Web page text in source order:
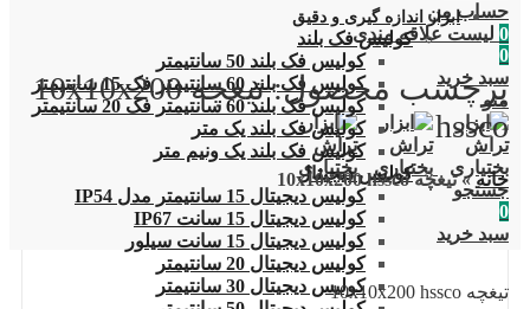
حساب من
0 لیست علاقه مندی
0
سبد خرید
منو
جستجو
0
سبد خرید
ابزار اندازه گیری و دقیق
کولیس فک بلند
کولیس فک بلند 50 سانتیمتر
کولیس فک بلند 60 سانتیمتر فک 15 سانتیمتر
کولیس فک بلند 60 سانتیمتر فک 20 سانتیمتر
کولیس فک بلند یک متر
کولیس فک بلند یک ونیم متر
کولیس دیجیتال
کولیس دیجیتال 15 سانتیمتر مدل IP54
کولیس دیجیتال 15 سانت IP67
کولیس دیجیتال 15 سانت سیلور
کولیس دیجیتال 20 سانتیمتر
کولیس دیجیتال 30 سانتیمتر
برچسب محصول: تیغچه 10x10x200
hssco
خانه»تیغچه 10x10x200 hssco
تیغچه 10x10x200 hssco